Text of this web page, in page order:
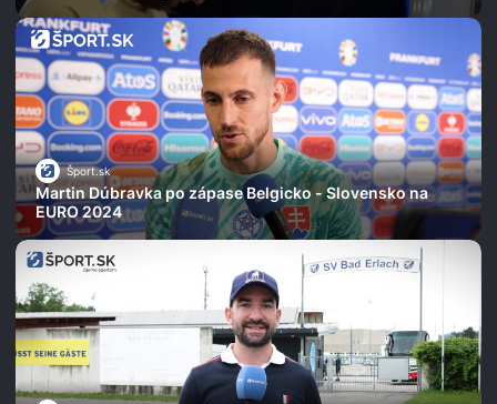
Šport.sk
Martin Dúbravka po zápase Belgicko - Slovensko na
EURO 2024